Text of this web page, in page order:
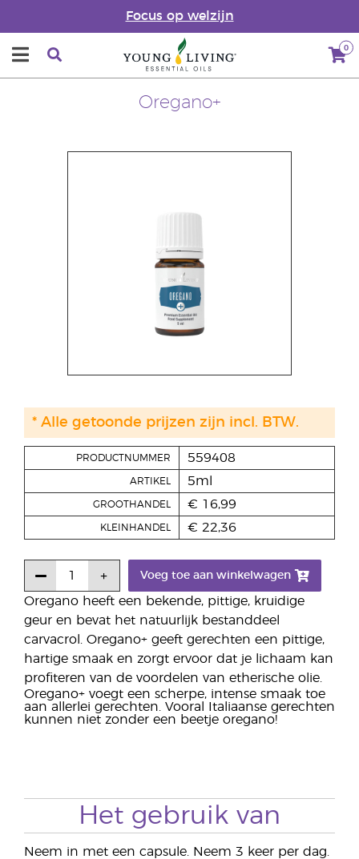
Focus op welzijn
0
Oregano+
Oregano heeft een bekende, pittige, kruidige
geur en bevat het natuurlijk bestanddeel
carvacrol. Oregano+ geeft gerechten een pittige,
hartige smaak en zorgt ervoor dat je lichaam kan
profiteren van de voordelen van etherische olie.
Oregano+ voegt een scherpe, intense smaak toe
aan allerlei gerechten. Vooral Italiaanse gerechten
kunnen niet zonder een beetje oregano!
PRODUCTNUMMER 559408
ARTIKEL 5ml
GROOTHANDEL € 16,99
KLEINHANDEL € 22,36
Voeg toe aan winkelwagen
* Alle getoonde prijzen zijn incl. BTW.
Het gebruik van
Neem in met een capsule. Neem 3 keer per dag.